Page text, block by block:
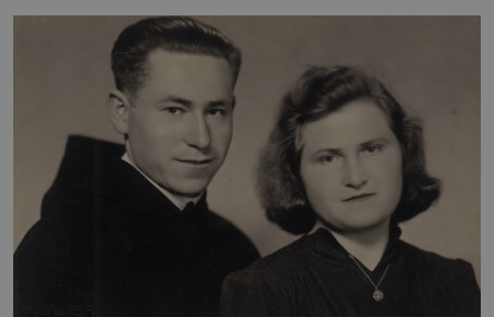
měkkost a bezpečí, proto by pokoj miminka měl působit
především klidně a útulně. Předškolní věk je